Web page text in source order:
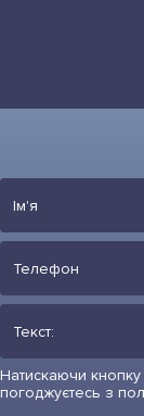
Натискаючи
погоджуєтесь з